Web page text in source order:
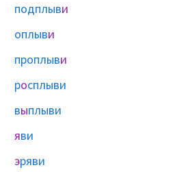
подплыви
оплыви
проплыви
росплыви
выплыви
яви
эряви